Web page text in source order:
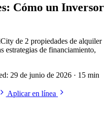
Cómo un Inversor
de 2 propiedades de alquiler
estrategias de financiamiento,
29 de junio de 2026 · 15 min
Aplicar en línea